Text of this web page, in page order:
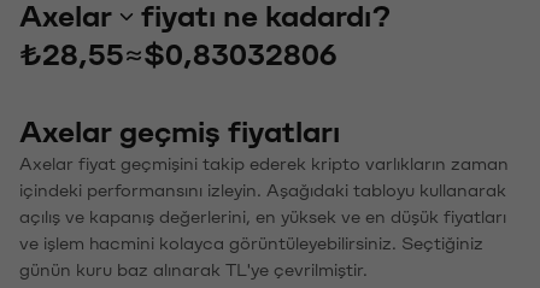
Axelar
fiyatı ne kadardı?
₺28,55≈$0,83032806
Axelar geçmiş fiyatları
Axelar fiyat geçmişini takip ederek kripto varlıkların zaman
içindeki performansını izleyin. Aşağıdaki tabloyu kullanarak
açılış ve kapanış değerlerini, en yüksek ve en düşük fiyatları
ve işlem hacmini kolayca görüntüleyebilirsiniz. Seçtiğiniz
günün kuru baz alınarak TL'ye çevrilmiştir.